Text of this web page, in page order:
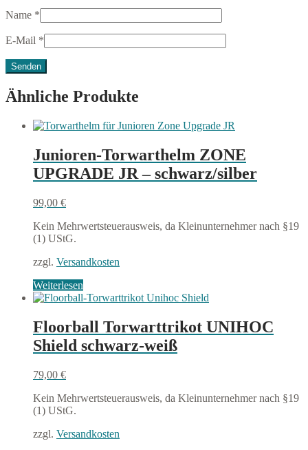
Name *
E-Mail *
Ähnliche Produkte
Junioren-Torwarthelm ZONE
UPGRADE JR – schwarz/silber
99,00 €
Kein Mehrwertsteuerausweis, da Kleinunternehmer nach §19
(1) UStG.
zzgl. Versandkosten
Weiterlesen
Floorball Torwarttrikot UNIHOC
Shield schwarz-weiß
79,00 €
Kein Mehrwertsteuerausweis, da Kleinunternehmer nach §19
(1) UStG.
zzgl. Versandkosten